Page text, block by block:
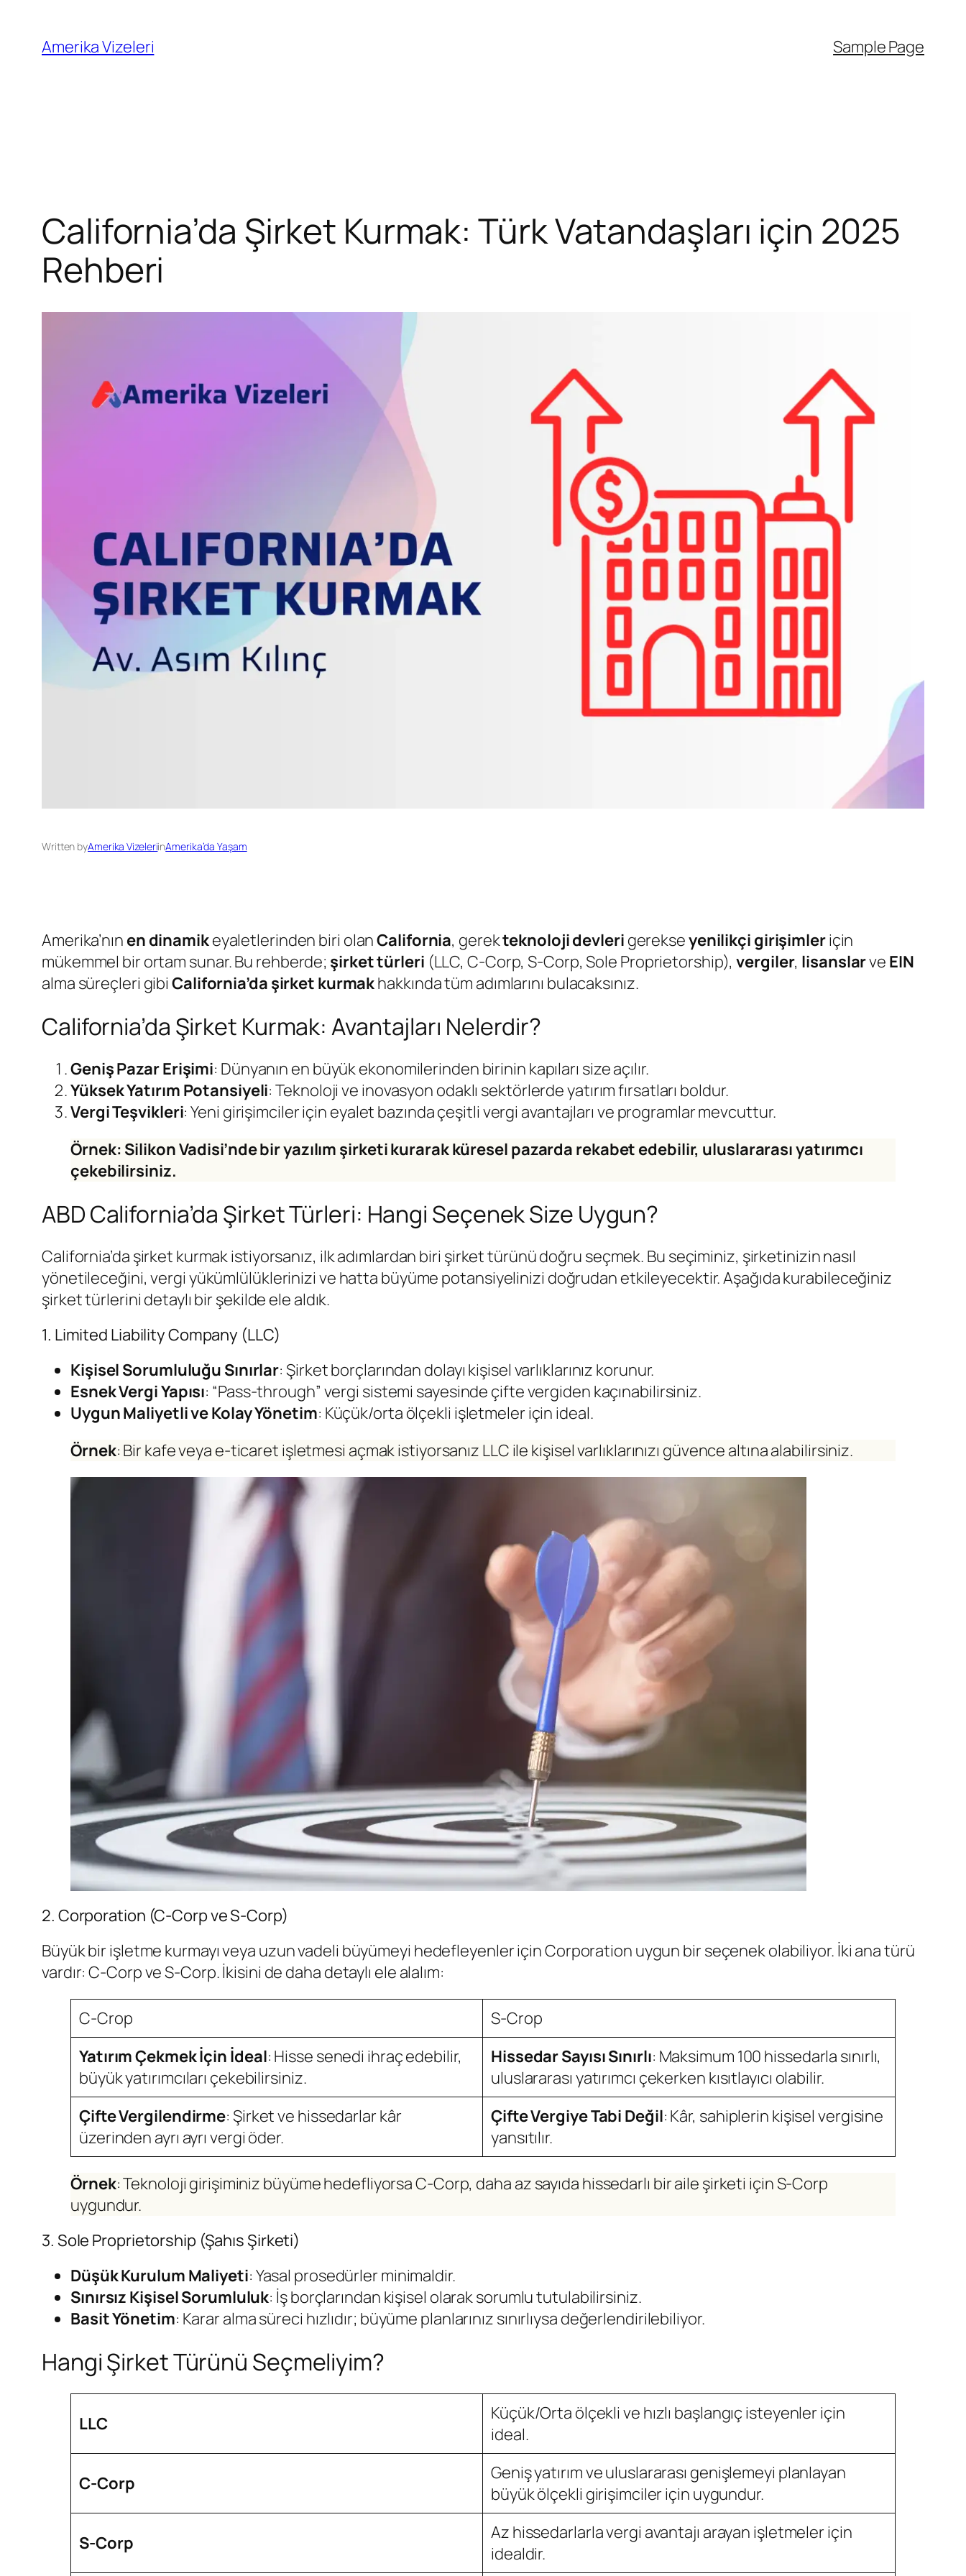
Amerika Vizeleri Sample Page
California’da Şirket Kurmak: Türk Vatandaşları için 2025
Rehberi
Written byAmerika VizeleriinAmerika’da Yaşam
Amerika’nın en dinamikeyaletlerinden biri olanCalifornia, gerekteknoloji devleri gerekseyenilikçi girişimleriçin
mükemmel bir ortam sunar. Bu rehberde; şirket türleri (LLC, C-Corp, S-Corp, Sole Proprietorship),vergiler, lisanslarve EIN
alma süreçleri gibi California’da şirket kurmakhakkında tüm adımlarını bulacaksınız.
California’da Şirket Kurmak: Avantajları Nelerdir?
Geniş Pazar Erişimi: Dünyanın en büyük ekonomilerinden birinin kapıları size açılır.
Yüksek Yatırım Potansiyeli: Teknoloji ve inovasyon odaklı sektörlerde yatırım fırsatları boldur.
Vergi Teşvikleri: Yeni girişimciler için eyalet bazında çeşitli vergi avantajları ve programlar mevcuttur.
Örnek: Silikon Vadisi’nde bir yazılım şirketi kurarak küresel pazarda rekabet edebilir, uluslararası yatırımcı
çekebilirsiniz.
ABD California’da Şirket Türleri: Hangi Seçenek Size Uygun?
California’da şirket kurmak istiyorsanız, ilk adımlardan biri şirket türünü doğru seçmek. Bu seçiminiz, şirketinizin nasıl
yönetileceğini, vergi yükümlülüklerinizi ve hatta büyüme potansiyelinizi doğrudan etkileyecektir. Aşağıda kurabileceğiniz
şirket türlerini detaylı bir şekilde ele aldık.
1. Limited Liability Company (LLC)
Kişisel Sorumluluğu Sınırlar: Şirket borçlarından dolayı kişisel varlıklarınız korunur.
Esnek Vergi Yapısı: “Pass-through” vergi sistemi sayesinde çifte vergiden kaçınabilirsiniz.
Uygun Maliyetli ve Kolay Yönetim: Küçük/orta ölçekli işletmeler için ideal.
Örnek: Bir kafe veya e-ticaret işletmesi açmak istiyorsanız LLC ile kişisel varlıklarınızı güvence altına alabilirsiniz.
2. Corporation (C-Corp ve S-Corp)
Büyük bir işletme kurmayı veya uzun vadeli büyümeyi hedefleyenler için Corporation uygun bir seçenek olabiliyor. İki ana türü
vardır: C-Corp ve S-Corp. İkisini de daha detaylı ele alalım:
C-Crop
S-Crop
Yatırım Çekmek İçin İdeal: Hisse senedi ihraç edebilir,
büyük yatırımcıları çekebilirsiniz.
Hissedar Sayısı Sınırlı: Maksimum 100 hissedarla sınırlı,
uluslararası yatırımcı çekerken kısıtlayıcı olabilir.
Çifte Vergilendirme: Şirket ve hissedarlar kâr
üzerinden ayrı ayrı vergi öder.
Çifte Vergiye Tabi Değil: Kâr, sahiplerin kişisel vergisine
yansıtılır.
Örnek: Teknoloji girişiminiz büyüme hedefliyorsa C-Corp, daha az sayıda hissedarlı bir aile şirketi için S-Corp
uygundur.
3. Sole Proprietorship (Şahıs Şirketi)
Düşük Kurulum Maliyeti: Yasal prosedürler minimaldir.
Sınırsız Kişisel Sorumluluk: İş borçlarından kişisel olarak sorumlu tutulabilirsiniz.
Basit Yönetim: Karar alma süreci hızlıdır; büyüme planlarınız sınırlıysa değerlendirilebiliyor.
Hangi Şirket Türünü Seçmeliyim?
LLC
Küçük/Orta ölçekli ve hızlı başlangıç isteyenler için
ideal.
C-Corp
Geniş yatırım ve uluslararası genişlemeyi planlayan
büyük ölçekli girişimciler için uygundur.
S-Corp
Az hissedarlarla vergi avantajı arayan işletmeler için
idealdir.